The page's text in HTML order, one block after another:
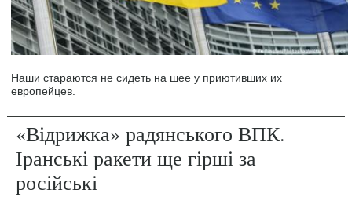
Наши стараются не сидеть на шее у приютивших их
европейцев.
«Відрижка» радянського ВПК.
Іранські ракети ще гірші за
російські